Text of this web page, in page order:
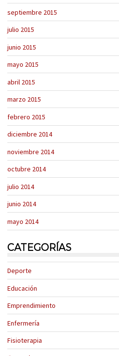
septiembre 2015
julio 2015
junio 2015
mayo 2015
abril 2015
marzo 2015
febrero 2015
diciembre 2014
noviembre 2014
octubre 2014
julio 2014
junio 2014
mayo 2014
CATEGORÍAS
Deporte
Educación
Emprendimiento
Enfermería
Fisioterapia